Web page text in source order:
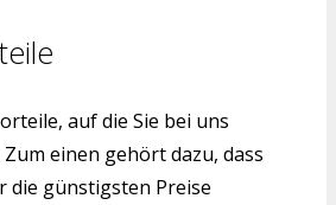
auf die Sie bei uns
einen gehört dazu, dass
die günstigsten Preise